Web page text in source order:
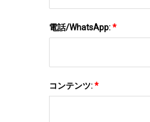
電話/WhatsApp:*
コンテンツ:*